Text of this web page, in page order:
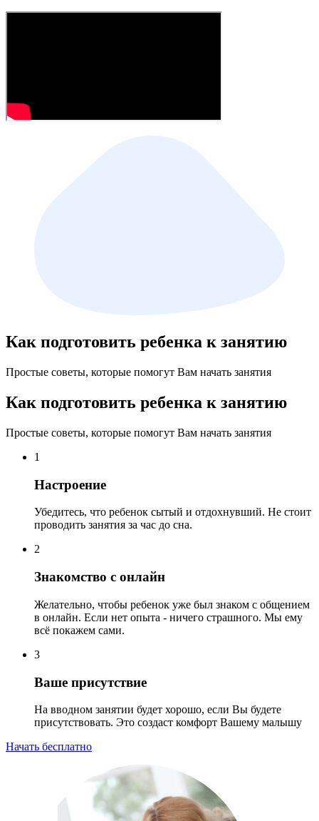
Как подготовить ребенка к занятию
Простые советы, которые помогут Вам начать занятия
Как подготовить ребенка к занятию
Простые советы, которые помогут Вам начать занятия
1
Настроение
Убедитесь, что ребенок сытый и отдохнувший. Не стоит
проводить занятия за час до сна.
2
Знакомство с онлайн
Желательно, чтобы ребенок уже был знаком с общением
в онлайн. Если нет опыта - ничего страшного. Мы ему
всё покажем сами.
3
Ваше присутствие
На вводном занятии будет хорошо, если Вы будете
присутствовать. Это создаст комфорт Вашему малышу
Начать бесплатно